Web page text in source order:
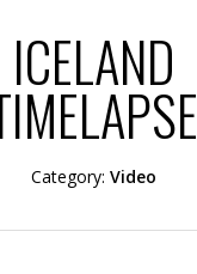
ICELAND
Category: Video